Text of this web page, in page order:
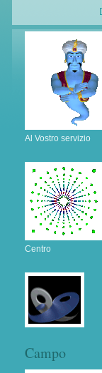
Al Vostro servizio
Centro
Campo